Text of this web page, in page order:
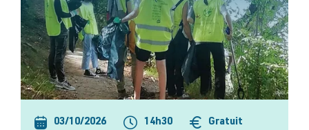
03/10/2026 14h30 Gratuit